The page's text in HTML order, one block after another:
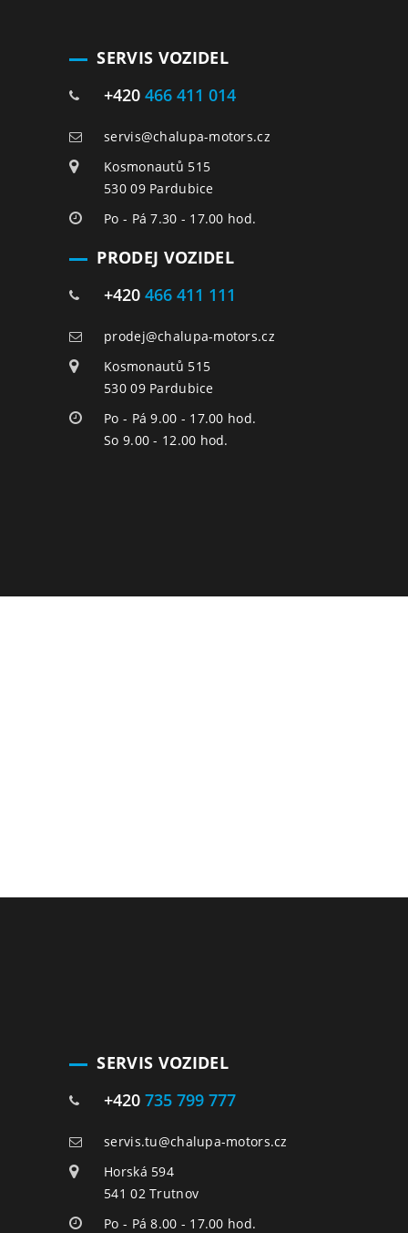
SERVIS VOZIDEL
+420 466 411 014
servis@chalupa-motors.cz
Kosmonautů 515
530 09 Pardubice
Po - Pá 7.30 - 17.00 hod.
PRODEJ VOZIDEL
+420 466 411 111
prodej@chalupa-motors.cz
Kosmonautů 515
530 09 Pardubice
Po - Pá 9.00 - 17.00 hod.
So 9.00 - 12.00 hod.
SERVIS VOZIDEL
+420 735 799 777
servis.tu@chalupa-motors.cz
Horská 594
541 02 Trutnov
Po - Pá 8.00 - 17.00 hod.